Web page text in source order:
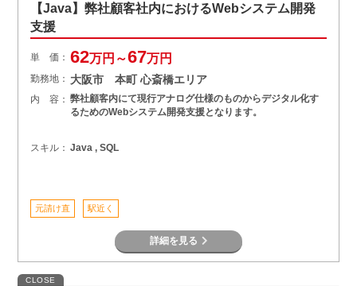
【Java】弊社顧客社内におけるWebシステム開発
支援
単 価： 62万円～67万円
勤務地： 大阪市 本町 心斎橋エリア
内 容： 弊社顧客内にて現行アナログ仕様のものからデジタル化す
るためのWebシステム開発支援となります。
スキル： Java , SQL
元請け直 駅近く
詳細を見る
CLOSE